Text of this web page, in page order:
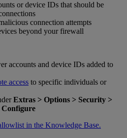
or device IDs that should be
connection attempts
beyond your firewall
accounts and device IDs added to
access to specific individuals or
Extras > Options > Security >
in the Knowledge Base.